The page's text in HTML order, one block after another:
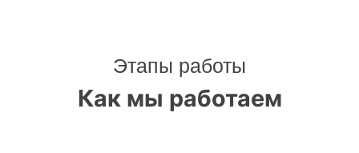
Этапы работы
Как мы работаем